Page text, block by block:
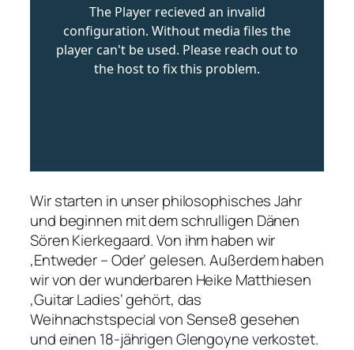
Wir starten in unser philosophisches Jahr
und beginnen mit dem schrulligen Dänen
Sören Kierkegaard. Von ihm haben wir
‚Entweder – Oder‘ gelesen. Außerdem haben
wir von der wunderbaren Heike Matthiesen
‚Guitar Ladies‘ gehört, das
Weihnachstspecial von Sense8 gesehen
und einen 18-jährigen Glengoyne verkostet.